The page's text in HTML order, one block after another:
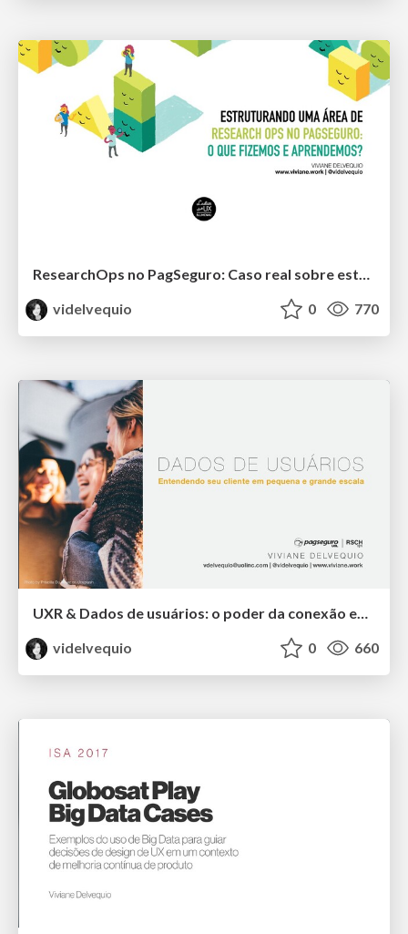
videlvequio
0 770
UXR & Dados de usuários: o poder da conexão entre Quanti & Quali.
videlvequio
0 660